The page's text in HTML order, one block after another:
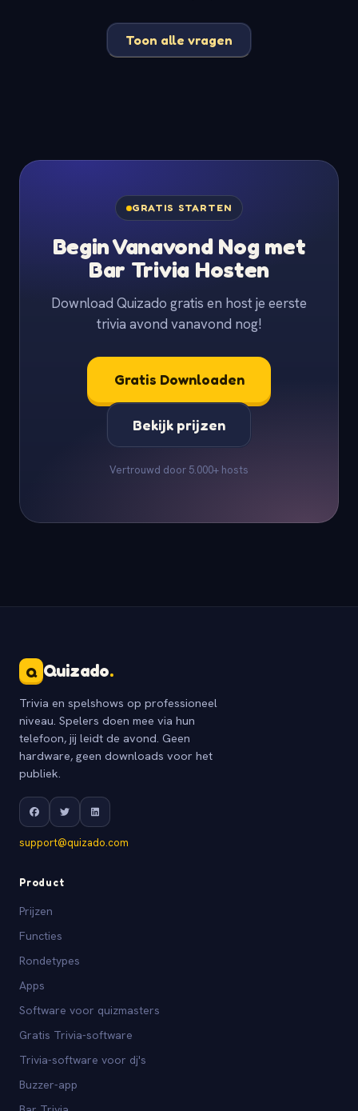
Toon alle vragen
GRATIS STARTEN
Begin Vanavond Nog met
Bar Trivia Hosten
Download Quizado gratis en host je eerste
trivia avond vanavond nog!
Gratis Downloaden
Bekijk prijzen
Vertrouwd door 5.000+ hosts
Q Quizado.
Trivia en spelshows op professioneel
niveau. Spelers doen mee via hun
telefoon, jij leidt de avond. Geen
hardware, geen downloads voor het
publiek.
support@quizado.com
Product
Prijzen
Functies
Rondetypes
Apps
Software voor quizmasters
Gratis Trivia-software
Trivia-software voor dj's
Buzzer-app